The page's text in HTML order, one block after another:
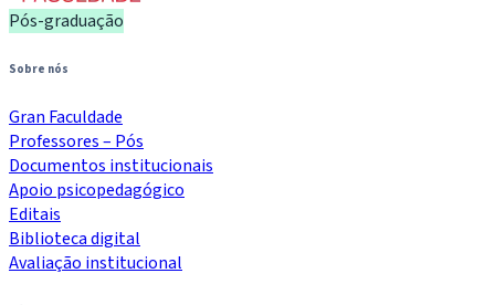
Pós-graduação
Sobre nós
Gran Faculdade
Professores – Pós
Documentos institucionais
Apoio psicopedagógico
Editais
Biblioteca digital
Avaliação institucional